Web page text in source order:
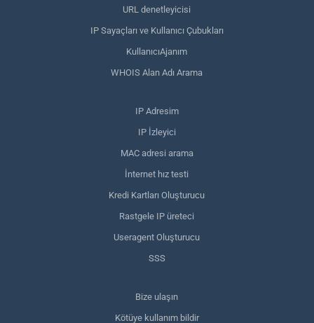
URL denetleyicisi
IP Sayaçları ve Kullanıcı Çubukları
KullanıcıAjanım
WHOIS Alan Adı Arama
IP Adresim
IP İzleyici
MAC adresi arama
İnternet hız testi
Kredi Kartları Oluşturucu
Rastgele IP üreteci
Useragent Oluşturucu
SSS
Bize ulaşın
Kötüye kullanım bildir